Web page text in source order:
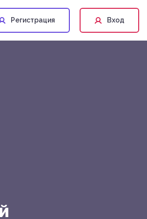
Регистрация Вход